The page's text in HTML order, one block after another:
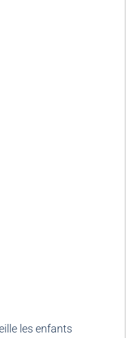
les enfants